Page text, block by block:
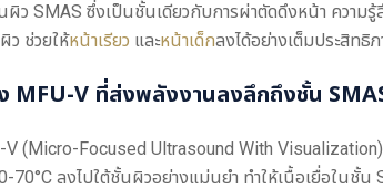
ว SMAS ซึ่งเป็นชั้นเดียวกับการผ่าตัดดึงหน้า ควา
ว ช่วยให้หน้าเรียว และหน้าเด็กลงได้อย่างเต็มประสิทธิ
MFU-V ที่ส่งพลังงานลงลึกถึงชั้น
V (Micro-Focused Ultrasound With
ลงไปใต้ชั้นผิวอย่างแม่นยำ ทำให้เนื้อเยื่อในชั้น